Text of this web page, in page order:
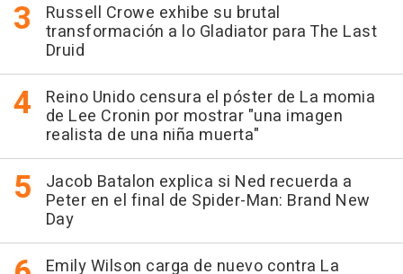
Russell Crowe exhibe su brutal
transformación a lo Gladiator para The Last
Druid
Reino Unido censura el póster de La momia
de Lee Cronin por mostrar "una imagen
realista de una niña muerta"
Jacob Batalon explica si Ned recuerda a
Peter en el final de Spider-Man: Brand New
Day
Emily Wilson carga de nuevo contra La